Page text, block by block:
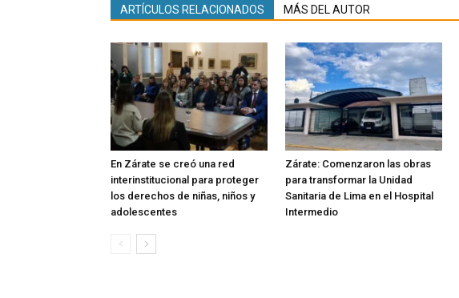
ARTÍCULOS RELACIONADOS MÁS DEL AUTOR
En Zárate se creó una red
interinstitucional para proteger
los derechos de niñas, niños y
adolescentes
Zárate: Comenzaron las obras
para transformar la Unidad
Sanitaria de Lima en el Hospital
Intermedio